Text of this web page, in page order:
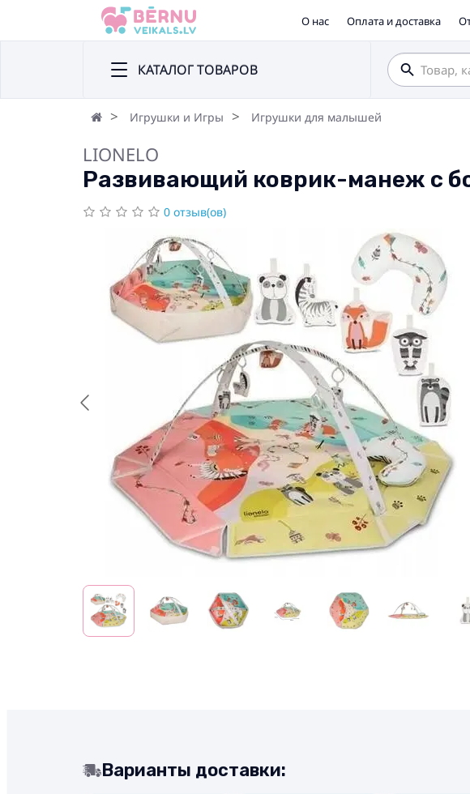
О нас Оплата и доставка
КАТАЛОГ ТОВАРОВ
Игрушки и Игры Игрушки для малышей
LIONELO
Развивающий коврик-манеж с
0 отзыв(ов)
Варианты доставки: